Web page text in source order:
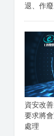
退、作
資安改
要求將
處理